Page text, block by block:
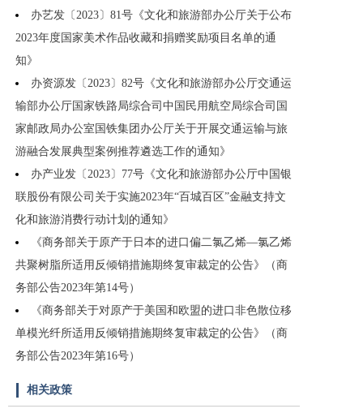
办艺发〔2023〕81号《文化和旅游部办公厅关于公布
2023年度国家美术作品收藏和捐赠奖励项目名单的通
知》
办资源发〔2023〕82号《文化和旅游部办公厅交通运
输部办公厅国家铁路局综合司中国民用航空局综合司国
家邮政局办公室国铁集团办公厅关于开展交通运输与旅
游融合发展典型案例推荐遴选工作的通知》
办产业发〔2023〕77号《文化和旅游部办公厅中国银
联股份有限公司关于实施2023年“百城百区”金融支持文
化和旅游消费行动计划的通知》
《商务部关于原产于日本的进口偏二氯乙烯—氯乙烯
共聚树脂所适用反倾销措施期终复审裁定的公告》（商
务部公告2023年第14号）
《商务部关于对原产于美国和欧盟的进口非色散位移
单模光纤所适用反倾销措施期终复审裁定的公告》（商
务部公告2023年第16号）
相关政策